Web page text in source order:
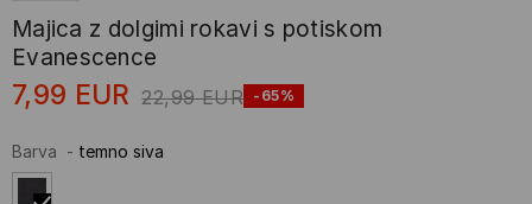
Majica z dolgimi rokavi s potiskom
Evanescence
7,99 EUR 22,99 EUR -65%
Barva - temno siva